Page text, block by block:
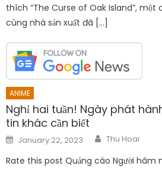
thích “The Curse of Oak Island”, một
cùng nhà sản xuất đã […]
ANIME
Nghỉ hai tuần! Ngày phát
tin khác cần biết
Posted
on
January 22, 2023 Author
Thu Hoai
Rate this post Quảng cáo Người hâm